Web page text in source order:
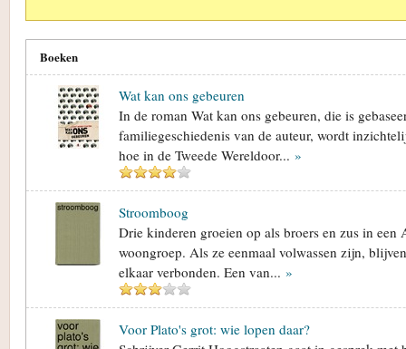
Boeken
Wat kan ons gebeuren
In de roman Wat kan ons gebeuren, die is
familiegeschiedenis van de auteur, wordt
hoe in de Tweede Wereldoor... »
Stroomboog
Drie kinderen groeien op als broers en zus in een
woongroep. Als ze eenmaal volwassen zijn,
elkaar verbonden. Een van... »
Voor Plato's grot: wie lopen daar?